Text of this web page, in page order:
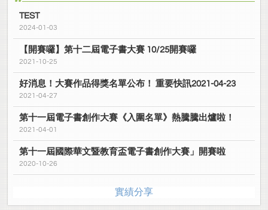
TEST
2024-01-03
【開賽囉】第十二屆電子書大賽 10/25開賽囉
2021-10-25
好消息！大賽作品得獎名單公布！ 重要快訊2021-04-23
2021-04-27
第十一屆電子書創作大賽《入圍名單》熱騰騰出爐啦！
2021-04-01
第十一屆國際華文暨教育盃電子書創作大賽」開賽啦
2020-10-26
實績分享